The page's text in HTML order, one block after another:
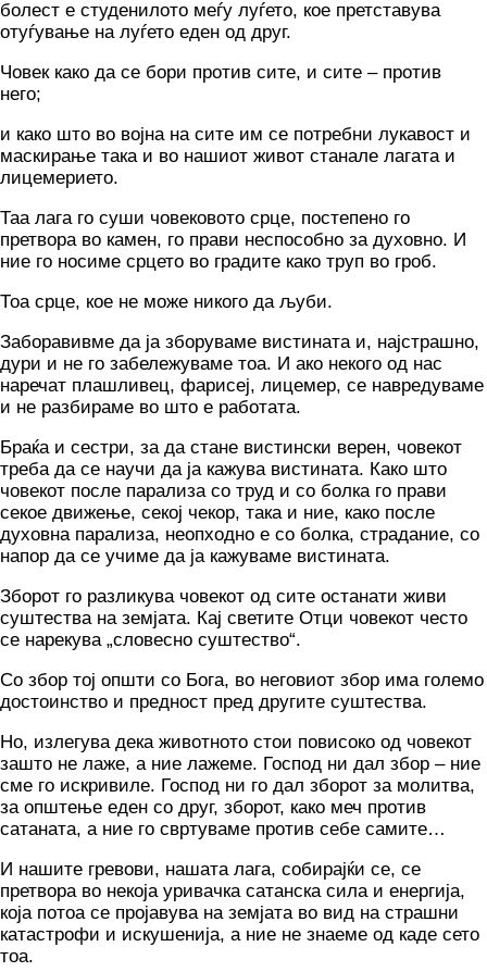
болест е студенилото меѓу луѓето, кое претставува
отуѓување на луѓето еден од друг.
Човек како да се бори против сите, и сите – против
него;
и како што во војна на сите им се потребни лукавост и
маскирање така и во нашиот живот станале лагата и
лицемерието.
Таа лага го суши човековото срце, постепено го
претвора во камен, го прави неспособно за духовно. И
ние го носиме срцето во градите како труп во гроб.
Тоа срце, кое не може никого да љуби.
Заборавивме да ја зборуваме вистината и, најстрашно,
дури и не го забележуваме тоа. И ако некого од нас
наречат плашливец, фарисеј, лицемер, се навредуваме
и не разбираме во што е работата.
Браќа и сестри, за да стане вистински верен, човекот
треба да се научи да ја кажува вистината. Како што
човекот после парализа со труд и со болка го прави
секое движење, секој чекор, така и ние, како после
духовна парализа, неопходно е со болка, страдание, со
напор да се учиме да ја кажуваме вистината.
Зборот го разликува човекот од сите останати живи
суштества на земјата. Кај светите Отци човекот често
се нарекува „словесно суштество“.
Со збор тој општи со Бога, во неговиот збор има големо
достоинство и предност пред другите суштества.
Но, излегува дека животното стои повисоко од човекот
зашто не лаже, а ние лажеме. Господ ни дал збор – ние
сме го искривиле. Господ ни го дал зборот за молитва,
за општење еден со друг, зборот, како меч против
сатаната, а ние го свртуваме против себе самите…
И нашите гревови, нашата лага, собирајќи се, се
претвора во некоја уривачка сатанска сила и енергија,
која потоа се пројавува на земјата во вид на страшни
катастрофи и искушенија, а ние не знаеме од каде сето
тоа.